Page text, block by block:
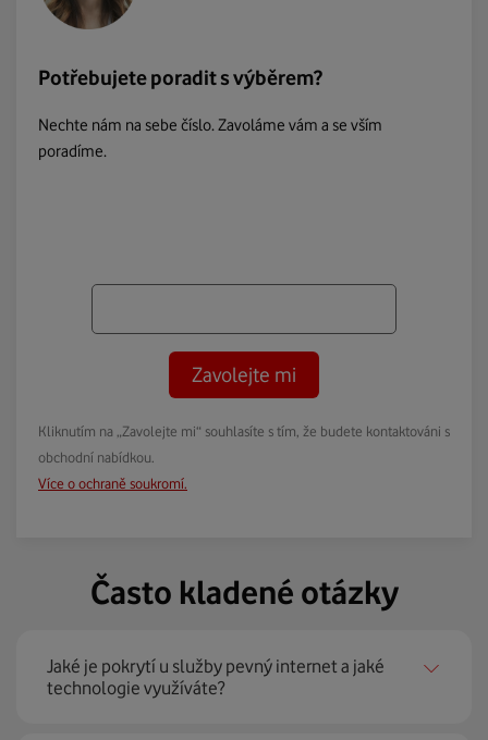
Potřebujete poradit s výběrem?
Nechte nám na sebe číslo. Zavoláme vám a se vším
poradíme.
Zavolejte mi
Kliknutím na „Zavolejte mi“ souhlasíte s tím, že budete kontaktováni s
obchodní nabídkou.
Více o ochraně soukromí.
Často kladené otázky
Jaké je pokrytí u služby pevný internet a jaké
technologie využíváte?